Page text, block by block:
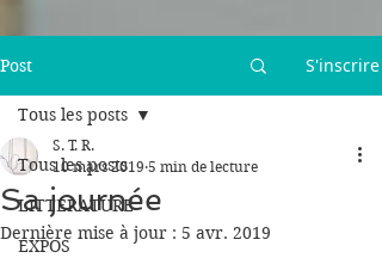
Post S'inscrire
Tous les posts
LITTERATURE
EXPOS
Tous les posts
Sa journée
S. T. R.
10 mars 2019 5 min de lecture
Dernière mise à jour : 5 avr. 2019